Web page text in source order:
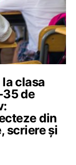
clasa
de
din
scriere și